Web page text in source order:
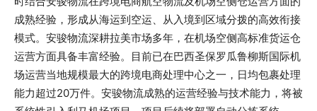
成熟经验，形成从海运到空运、从入境到区域分拨的高效衔接
模式。安骏物流深耕拉美市场多年，在机场空侧高标准货运仓
运营方面具备丰富经验。目前已在巴西圣保罗瓜鲁柳斯国际机
场运营当地规模最大的跨境电商处理中心之一，日均包裹处理
能力超过20万件。安骏物流成熟的运营经验与技术能力，将被